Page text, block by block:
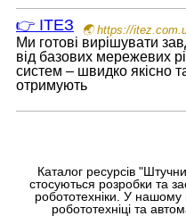
👉 ІТЕЗ 🌏 https://
Ми готові вирішувати
від базових мережевих
систем – швидко якісно
отримують
Каталог ресурсів
стосуються розробки та
робототехніки. У нашому
робототехніці та